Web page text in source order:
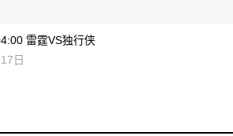
雷霆VS独行侠
日